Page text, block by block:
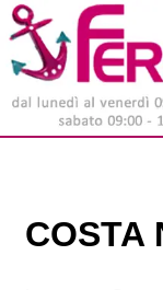
COSTA